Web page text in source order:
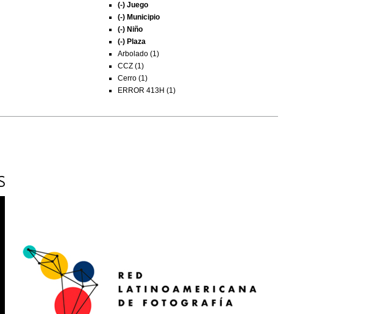
(-) Juego
(-) Municipio
(-) Niño
(-) Plaza
Arbolado (1)
CCZ (1)
Cerro (1)
ERROR 413H (1)